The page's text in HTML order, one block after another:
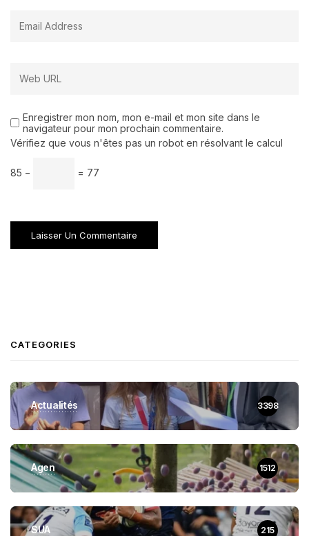
Enregistrer mon nom, mon e-mail et mon site dans le
navigateur pour mon prochain commentaire.
Vérifiez que vous n'êtes pas un robot en résolvant le calcul
85 − = 77
CATEGORIES
Actualités 3398
Agen 1512
SUA 215